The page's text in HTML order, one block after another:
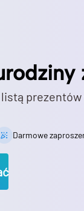
prezentów
Darmowe